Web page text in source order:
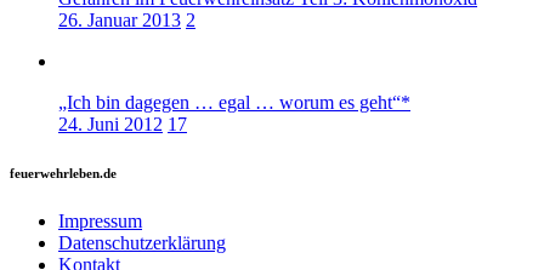
26. Januar 2013 2
„Ich bin dagegen … egal … worum es geht“*
24. Juni 2012 17
feuerwehrleben.de
Impressum
Datenschutzerklärung
Kontakt